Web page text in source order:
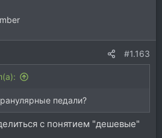
#1.163
педали?
с понятием "дешевые"